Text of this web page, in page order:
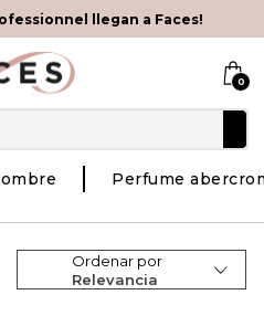
llegan a Faces!
0
Perfume
Ordenar por
Relevancia